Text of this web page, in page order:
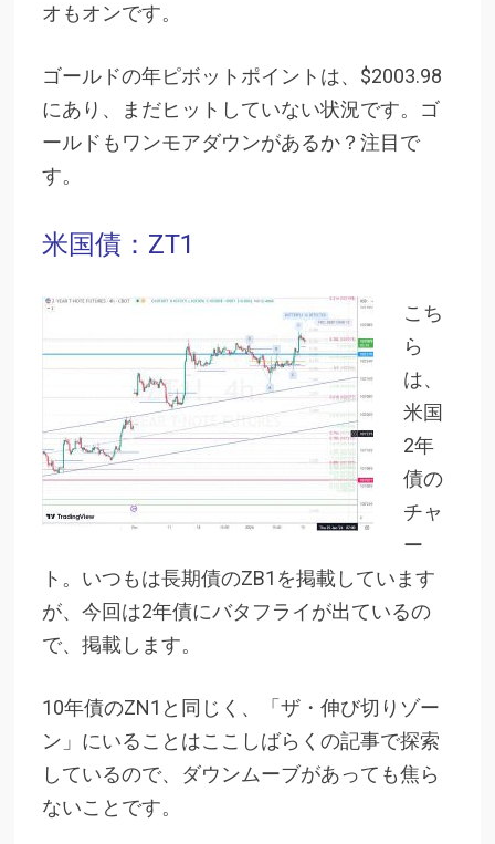
オもオンです。
ゴールドの年ピボットポイントは、$2003.98
にあり、まだヒットしていない状況です。ゴ
ールドもワンモアダウンがあるか？注目で
す。
米国債：ZT1
こち
ら
は、
米国
2年
債の
チャ
ー
ト。いつもは長期債のZB1を掲載しています
が、今回は2年債にバタフライが出ているの
で、掲載します。
10年債のZN1と同じく、「ザ・伸び切りゾー
ン」にいることはここしばらくの記事で探索
しているので、ダウンムーブがあっても焦ら
ないことです。